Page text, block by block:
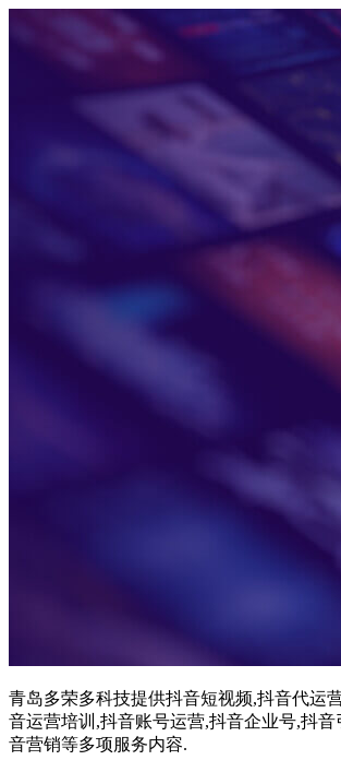
青岛多荣多科技提供抖音短视频,抖音代运
音运营培训,抖音账号运营,抖音企业号,抖
音营销等多项服务内容.